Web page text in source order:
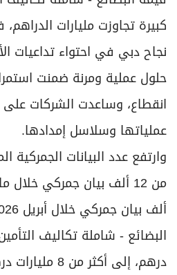
كبيرة تجاوزت مليارات
نجاح دبي في احتواء تداعيات
حلول عملية ومرنة ضمنت
انقطاع، وساعدت الشركات على
عملياتها وسلاسل إمدادها.
وارتفع عدد البيانات الجمركية
البضائع - شاملة تكاليف
درهم، إلى أكثر من 8 مليارات درهم.